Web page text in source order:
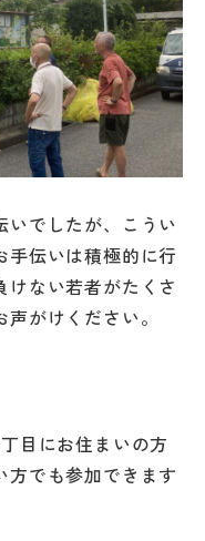
いでしたが、こうい
手伝いは積極的に行
けない若者がたくさ
がけください。
目にお住まいの方
方でも参加できます